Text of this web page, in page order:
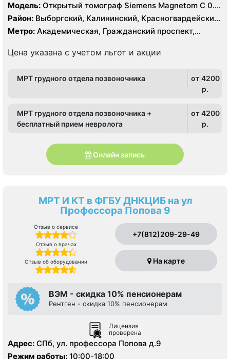
Модель: Открытый томограф Siemens Magnetom C 0.4
Тесла, УЗИ
Район: Выборгский, Калининский, Красногвардейский,
Кронштадтский, Курортный, Ленинградская область
Метро: Академическая, Гражданский проспект,
Политехническая, Проспект Просвещения
Цена указана с учетом льгот и акции
МРТ грудного отдела позвоночника
от 4200
p.
МРТ грудного отдела позвоночника +
бесплатный прием невролога
от 4200
p.
Онлайн запись
МРТ И КТ в ФГБУ ДНКЦИБ на ул
Профессора Попова 9
Отзыв о сервисе
Отзыв о врачах
Отзыв об оборудовании
+7(812)209-29-49
На карте
ВЭМ - скидка 10% пенсионерам
Рентген - скидка 10% пенсионерам
Лицензия
проверена
Адрес: СПб, ул. профессора Попова д.9
Режим работы: 10:00-18:00